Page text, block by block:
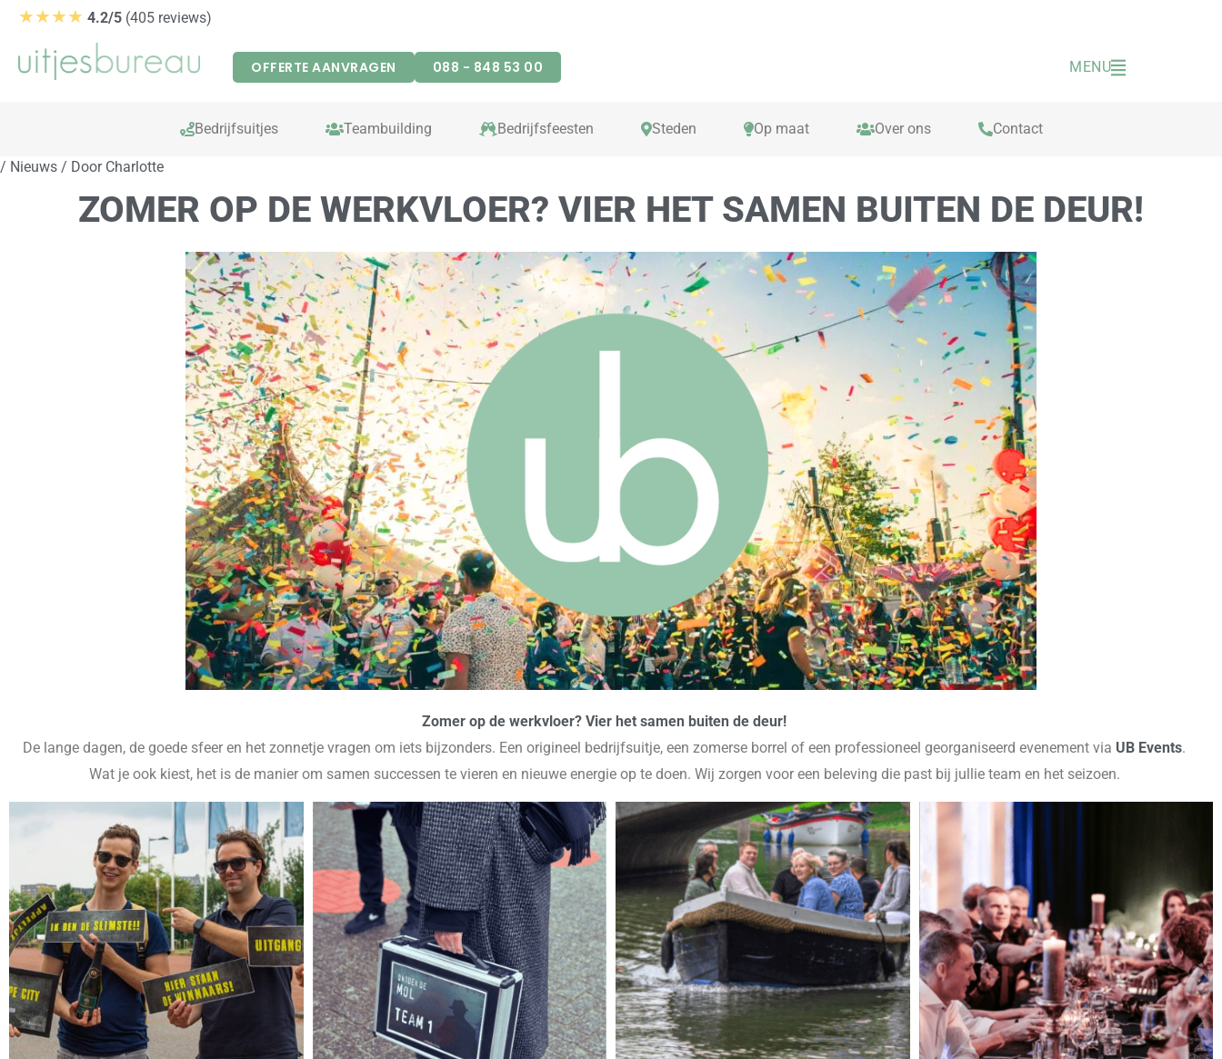
★★★★ 4.2/5 (405 reviews)
OFFERTE AANVRAGEN 088 - 848 53 00 MENU
Bedrijfsuitjes Teambuilding Bedrijfsfeesten Steden Op maat Over ons Contact
/ Nieuws / Door Charlotte
ZOMER OP DE WERKVLOER? VIER HET SAMEN BUITEN DE DEUR!
Zomer op de werkvloer? Vier het samen buiten de deur!
De lange dagen, de goede sfeer en het zonnetje vragen om iets bijzonders. Een origineel bedrijfsuitje, een zomerse borrel of een professioneel georganiseerd evenement via UB Events.
Wat je ook kiest, het is de manier om samen successen te vieren en nieuwe energie op te doen. Wij zorgen voor een beleving die past bij jullie team en het seizoen.